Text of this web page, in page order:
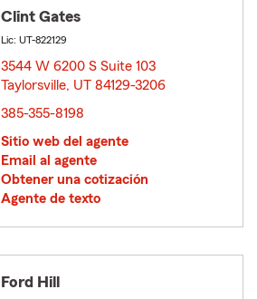
Clint Gates
Lic: UT-822129
3544 W 6200 S Suite 103
Taylorsville, UT 84129-3206
385-355-8198
Sitio web del agente
Email al agente
Obtener una cotización
Agente de texto
Ford Hill